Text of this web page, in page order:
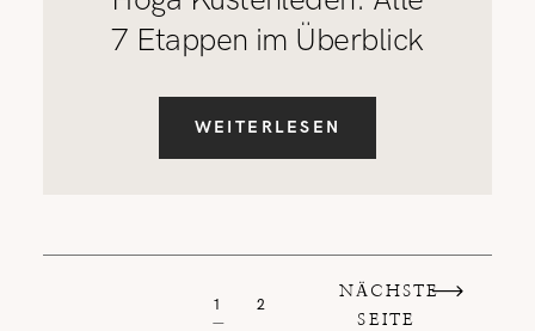
7 Etappen im Überblick
WEITERLESEN
1 2
NÄCHSTE
SEITE